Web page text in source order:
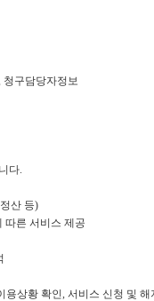
청구담당자정보
다.
산 등)
따른 서비스 제공
용상황 확인, 서비스 신청 및 해